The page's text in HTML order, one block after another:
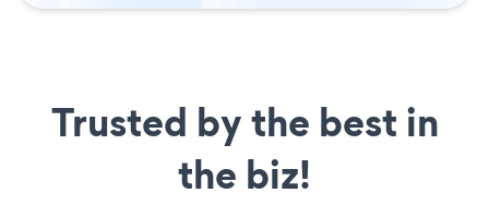
Trusted by the best in
the biz!